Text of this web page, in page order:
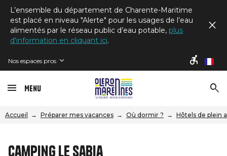
L’ensemble du département de Charente-Maritime
est placé en niveau "Alerte" pour les usages de l’eau
alimentés par le réseau public d’eau potable, plus
d'information en cliquant ici.
Nos espaces pros fr
Menu
Accueil Préparer mes vacances Où dormir ? Hôtels de plein
Camping le Sabia